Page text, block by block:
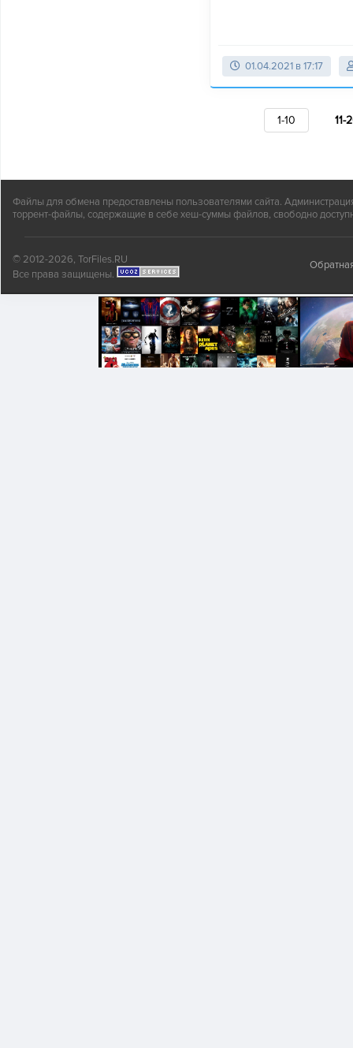
01.04.2021 в 17:17
1-10 11-
Файлы для обмена предоставлены пользователями сайта.
торрент-файлы, содержащие в себе хеш-суммы файлов, свободно
© 2012-2026, TorFiles.RU
Все права защищены.